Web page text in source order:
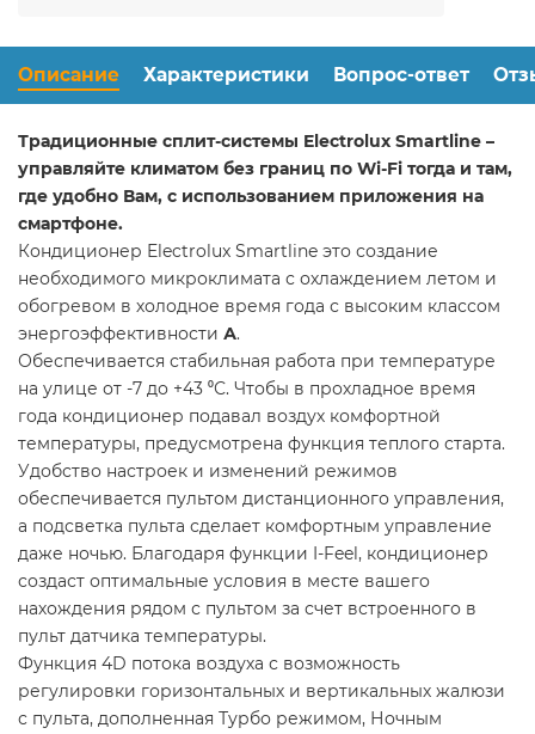
Описание Характеристики Вопрос-ответ
Традиционные сплит-системы Electrolux Smartline –
управляйте климатом без границ по Wi-Fi тогда и там,
где удобно Вам, с использованием приложения на
смартфоне.
Кондиционер Electrolux Smartline это создание
необходимого микроклимата с охлаждением летом и
обогревом в холодное время года с высоким классом
энергоэффективности А.
Обеспечивается стабильная работа при температуре
на улице от -7 до +43 ⁰С. Чтобы в прохладное время
года кондиционер подавал воздух комфортной
температуры, предусмотрена функция теплого старта.
Удобство настроек и изменений режимов
обеспечивается пультом дистанционного управления,
а подсветка пульта сделает комфортным управление
даже ночью. Благодаря функции I-Feel, кондиционер
создаст оптимальные условия в месте вашего
нахождения рядом с пультом за счет встроенного в
пульт датчика температуры.
Функция 4D потока воздуха с возможность
регулировки горизонтальных и вертикальных жалюзи
с пульта, дополненная Турбо режимом, Ночным